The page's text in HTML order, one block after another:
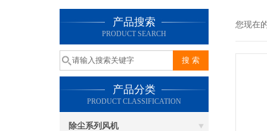
产品搜索
PRODUCT SEARCH
产品分类
PRODUCT CLASSIFICATION
除尘系列风机
您现在